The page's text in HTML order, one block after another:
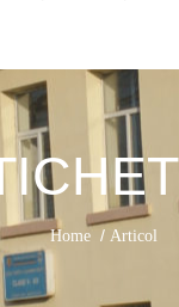
Home / Articol